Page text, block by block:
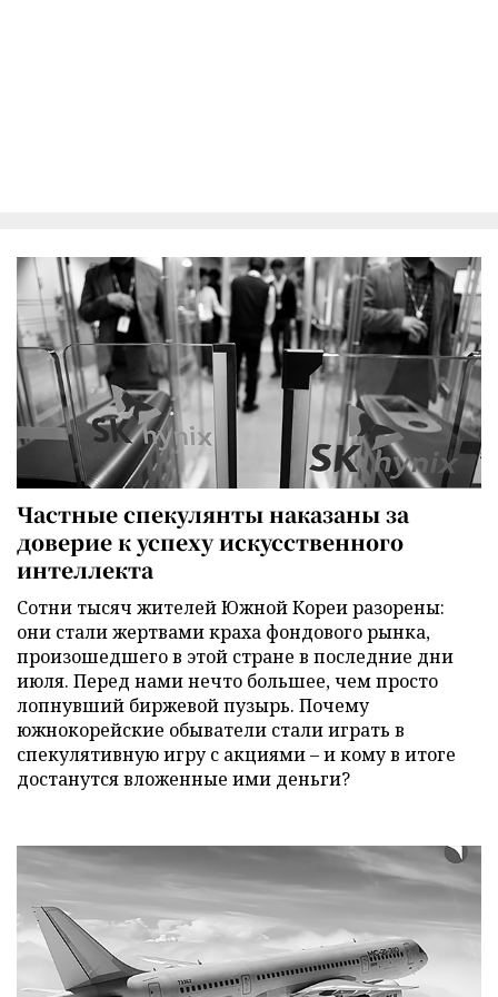
Частные спекулянты наказаны за
доверие к успеху искусственного
интеллекта
Сотни тысяч жителей Южной Кореи разорены:
они стали жертвами краха фондового рынка,
произошедшего в этой стране в последние дни
июля. Перед нами нечто большее, чем просто
лопнувший биржевой пузырь. Почему
южнокорейские обыватели стали играть в
спекулятивную игру с акциями – и кому в итоге
достанутся вложенные ими деньги?